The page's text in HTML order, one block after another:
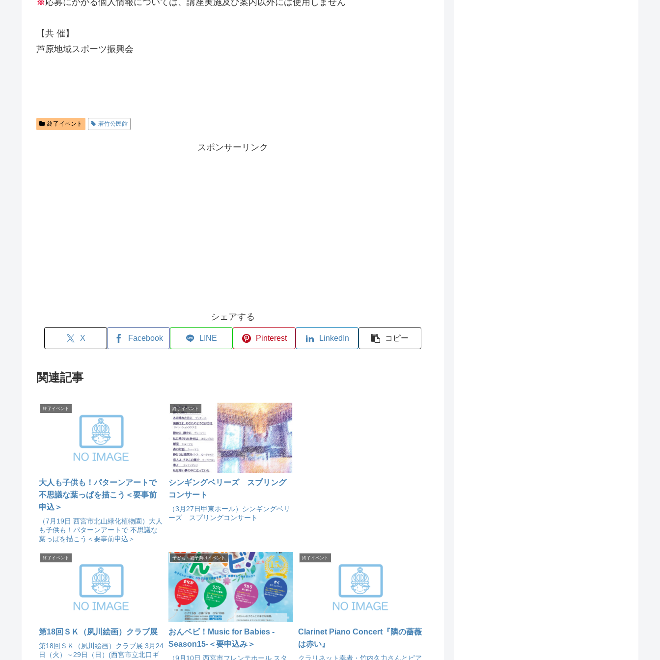
【共 催】
芦原地域スポーツ振興会
終了イベント 若竹公民館
スポンサーリンク
シェアする
X Facebook LINE Pinterest LinkedIn コピー
関連記事
終了イベント
大人も子供も！パターンアートで
不思議な葉っぱを描こう＜要事前
申込＞
（7月19日 西宮市北山緑化植物園）大人
も子供も！パターンアートで 不思議な
葉っぱを描こう＜要事前申込＞
終了イベント
シンギングベリーズ スプリング
コンサート
（3月27日甲東ホール）シンギングベリ
ーズ スプリングコンサート
終了イベント
第18回ＳＫ（夙川絵画）クラブ展
第18回ＳＫ（夙川絵画）クラブ展 3月24
日（火）～29日（日）(西宮市立北口ギ
子ども・親子向けイベント
おんベビ！Music for Babies -
Season15-＜要申込み＞
（9月10日 西宮市フレンテホール スタ
終了イベント
Clarinet Piano Concert『隣の薔薇
は赤い』
クラリネット奏者・竹内久力さんとピア